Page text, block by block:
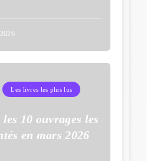
Les livres les plus lus
10 ouvrages les
en mars 2026